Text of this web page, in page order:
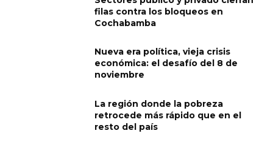
filas contra los bloqueos en
Cochabamba
Nueva era política, vieja crisis
económica: el desafío del 8 de
noviembre
La región donde la pobreza
retrocede más rápido que en el
resto del país